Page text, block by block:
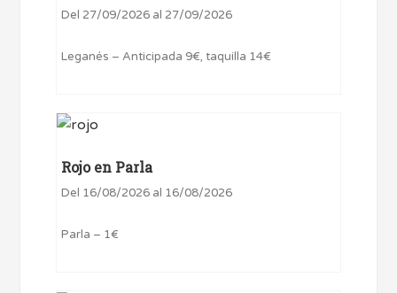
Del 27/09/2026 al 27/09/2026
Leganés – Anticipada 9€, taquilla 14€
Rojo en Parla
Del 16/08/2026 al 16/08/2026
Parla – 1€